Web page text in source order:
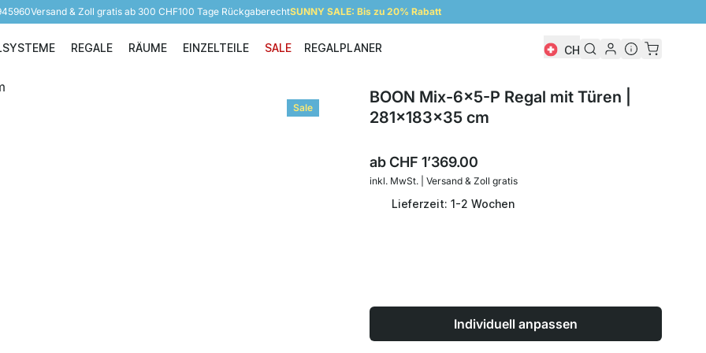
Versand & Zoll gratis ab 300 CHF100 Tage RückgaberechtSUNNY SALE: Bis zu 20% Rabatt
Regalsysteme
REGALE
Regale
RÄUME
Räume
EINZELTEILE
Einzelteile
SALE REGALPLANER CH
Sale
BOON Mix-6x5-P Regal mit Türen |
281x183x35 cm
abCHF 1’369.00
inkl. MwSt. | Versand & Zoll gratis
Lieferzeit: 1-2 Wochen
Individuell anpassen